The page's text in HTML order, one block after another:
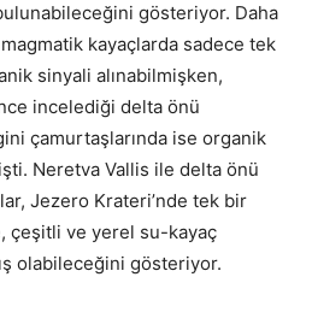
gösteriyor. Daha
kayaçlarda sadece tek
sinyali alınabilmişken,
incelediği delta önü
çamurtaşlarında ise organik
Neretva Vallis ile delta önü
Jezero Krateri’nde tek bir
çeşitli ve yerel su-kayaç
olabileceğini gösteriyor.